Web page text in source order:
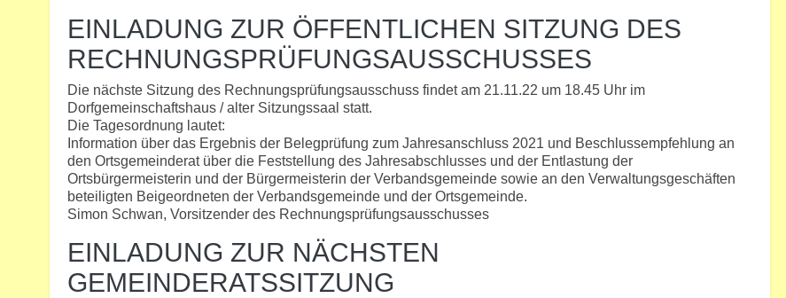
EINLADUNG ZUR ÖFFENTLICHEN SITZUNG DES
RECHNUNGSPRÜFUNGSAUSSCHUSSES
Die nächste Sitzung des Rechnungsprüfungsausschuss findet am 21.11.22 um 18.45 Uhr im
Dorfgemeinschaftshaus / alter Sitzungssaal statt.
Die Tagesordnung lautet:
Information über das Ergebnis der Belegprüfung zum Jahresanschluss 2021 und Beschlussempfehlung an
den Ortsgemeinderat über die Feststellung des Jahresabschlusses und der Entlastung der
Ortsbürgermeisterin und der Bürgermeisterin der Verbandsgemeinde sowie an den Verwaltungsgeschäften
beteiligten Beigeordneten der Verbandsgemeinde und der Ortsgemeinde.
Simon Schwan, Vorsitzender des Rechnungsprüfungsausschusses
EINLADUNG ZUR NÄCHSTEN
GEMEINDERATSSITZUNG